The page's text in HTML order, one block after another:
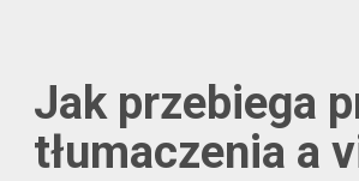
Jak przebiega
tłumaczenia a